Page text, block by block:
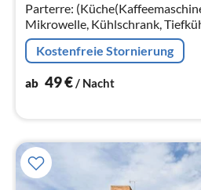
Parterre:
Mikrowelle, Kühlschrank,
Wohn/
Schlafzimmer(Doppelbett(135 x
Kostenfreie Stornierung
ab 49€/ Nacht